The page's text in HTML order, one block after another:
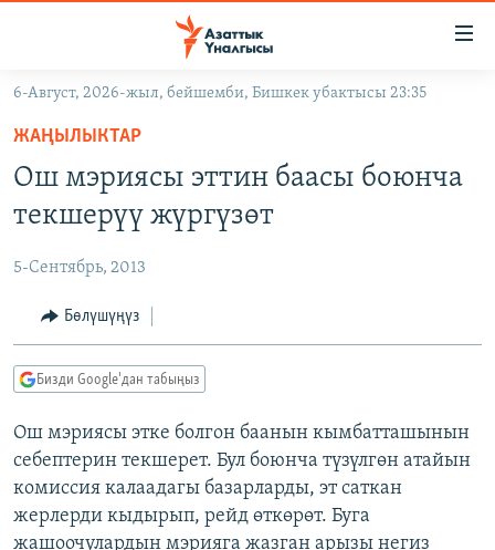
Навигацияга
өтүңүз
Издөөгө
салыңызКЫРГЫЗСТАН
ЭКОНОМИКА
МАДАНИЯТ
БОРБОР АЗИЯ
УКРАИНА
АТАЙЫН ИЛИКТӨӨ
ТВ ПРОГРАММАЛАР
ЭКСПЕРТТЕР ТАЛДАЙТ
БИЗ ЖАНА ДҮЙНӨ
ДАНИСТЕ
ЭЖЕ-СИҢДИЛЕР
ӨЗГӨЧӨ ПИКИР
Русский
ОНЛАЙН ШЕРИНЕ
6-Август, 2026-жыл, бейшемби, Бишкек убактысы 23:35
ЖАҢЫЛЫКТАР
Ош мэриясы эттин баасы боюнча
текшерүү жүргүзөт
5-Сентябрь, 2013
Бөлүшүңүз
Бизди Google'дан табыңыз
Ош мэриясы этке болгон баанын кымбатташынын
себептерин текшерет. Бул боюнча түзүлгөн атайын
комиссия калаадагы базарларды, эт саткан
жерлерди кыдырып, рейд өткөрөт. Буга
жашоочулардын мэрияга жазган арызы негиз